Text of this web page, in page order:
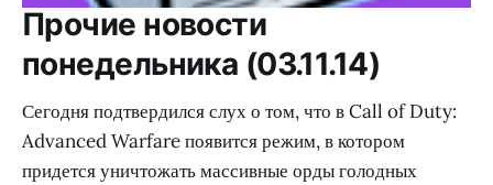
Прочие новости
понедельника (03.11.14)
Сегодня подтвердился слух о том, что в Call of Duty:
Advanced Warfare появится режим, в котором
придется уничтожать массивные орды голодных